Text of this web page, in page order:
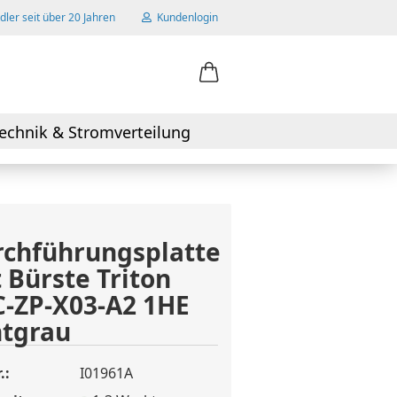
seit über 20 Jahren Kundenlogin
erstellen
vergessen?
& Stromverteilung
Triton
ZP-X03-A2 1HE
I01961A